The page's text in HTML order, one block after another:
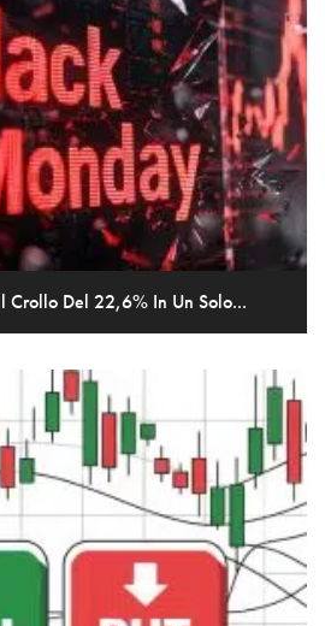
Crollo Del 22,6% In Un Solo...